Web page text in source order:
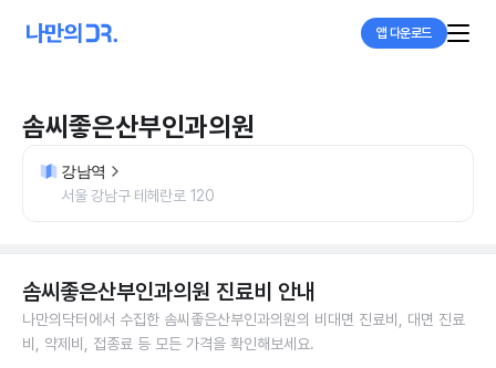
앱 다운로드
솜씨좋은산부인과의원
강남역
서울 강남구 테헤란로 120
솜씨좋은산부인과의원 진료비 안내
나만의닥터에서 수집한 솜씨좋은산부인과의원의 비대면 진료비, 대면 진료
비, 약제비, 접종료 등 모든 가격을 확인해보세요.